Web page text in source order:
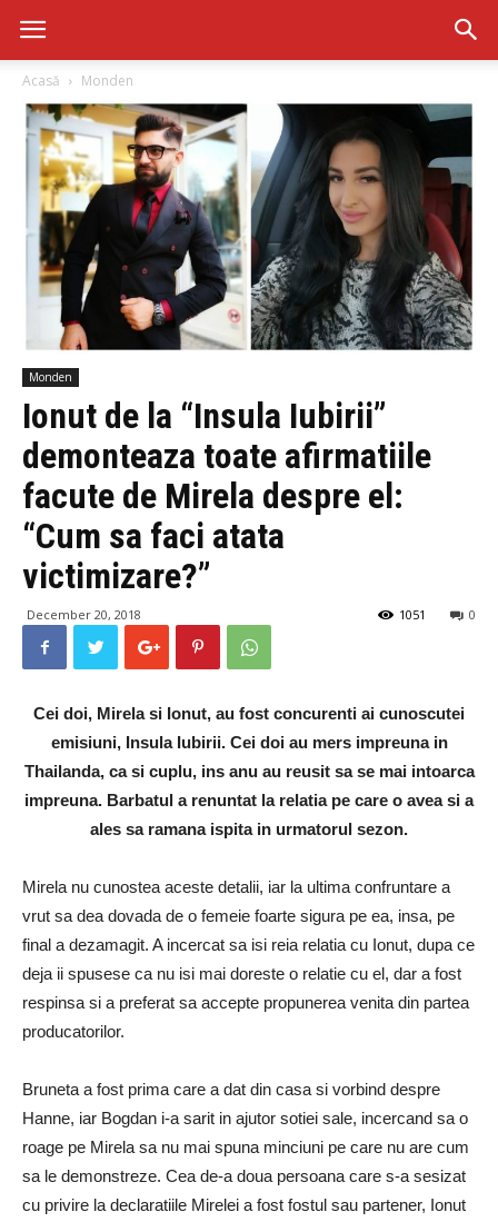
Acasă Monden
Monden
Ionut de la “Insula Iubirii”
demonteaza toate afirmatiile
facute de Mirela despre el:
“Cum sa faci atata
victimizare?”
December 20, 2018 0
1051
Cei doi, Mirela si Ionut, au fost concurenti ai cunoscutei
emisiuni, Insula Iubirii. Cei doi au mers impreuna in
Thailanda, ca si cuplu, ins anu au reusit sa se mai intoarca
impreuna. Barbatul a renuntat la relatia pe care o avea si a
ales sa ramana ispita in urmatorul sezon.
Mirela nu cunostea aceste detalii, iar la ultima confruntare a
vrut sa dea dovada de o femeie foarte sigura pe ea, insa, pe
final a dezamagit. A incercat sa isi reia relatia cu Ionut, dupa ce
deja ii spusese ca nu isi mai doreste o relatie cu el, dar a fost
respinsa si a preferat sa accepte propunerea venita din partea
producatorilor.
Bruneta a fost prima care a dat din casa si vorbind despre
Hanne, iar Bogdan i-a sarit in ajutor sotiei sale, incercand sa o
roage pe Mirela sa nu mai spuna minciuni pe care nu are cum
sa le demonstreze. Cea de-a doua persoana care s-a sesizat
cu privire la declaratiile Mirelei a fost fostul sau partener, Ionut